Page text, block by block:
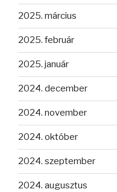
2025. március
2025. február
2025. január
2024. december
2024. november
2024. október
2024. szeptember
2024. augusztus